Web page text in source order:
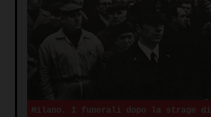
Milano. I funerali dopo la strage di